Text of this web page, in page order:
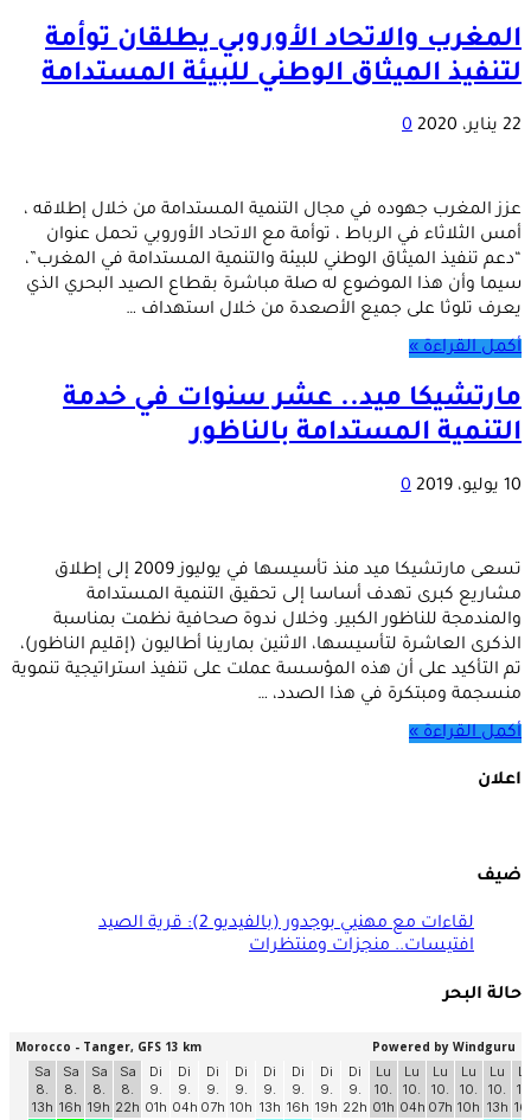
المغرب والاتحاد الأوروبي يطلقان توأمة
لتنفيذ الميثاق الوطني للبيئة المستدامة
22 يناير، 2020 0
عزز المغرب جهوده في مجال التنمية المستدامة من خلال إطلاقه ،
أمس الثلاثاء في الرباط ، توأمة مع الاتحاد الأوروبي تحمل عنوان
“دعم تنفيذ الميثاق الوطني للبيئة والتنمية المستدامة في المغرب”،
سيما وأن هذا الموضوع له صلة مباشرة بقطاع الصيد البحري الذي
يعرف تلوثا على جميع الأصعدة من خلال استهداف …
أكمل القراءة »
مارتشيكا ميد.. عشر سنوات في خدمة
التنمية المستدامة بالناظور
10 يوليو، 2019 0
تسعى مارتشيكا ميد منذ تأسيسها في يوليوز 2009 إلى إطلاق
مشاريع كبرى تهدف أساسا إلى تحقيق التنمية المستدامة
والمندمجة للناظور الكبير. وخلال ندوة صحافية نظمت بمناسبة
الذكرى العاشرة لتأسيسها، الاثنين بمارينا أطاليون (إقليم الناظور)،
تم التأكيد على أن هذه المؤسسة عملت على تنفيذ استراتيجية تنموية
منسجمة ومبتكرة في هذا الصدد، …
أكمل القراءة »
اعلان
ضيف
لقاءات مع مهنيي بوجدور (بالفيديو 2): قرية الصيد
افتيسات.. منجزات ومنتظرات
حالة البحر